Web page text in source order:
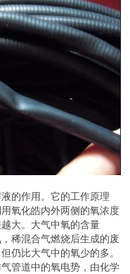
的作用。它的工作原理
氧化皓内外两侧的氧浓度
大。大气中氧的含量
稀混合气燃烧后生成的废
仍比大气中的氧少的多。
管道中的氧电势，由化学